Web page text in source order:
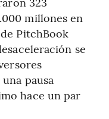
millones en
PitchBook
se
pausa
hace un par